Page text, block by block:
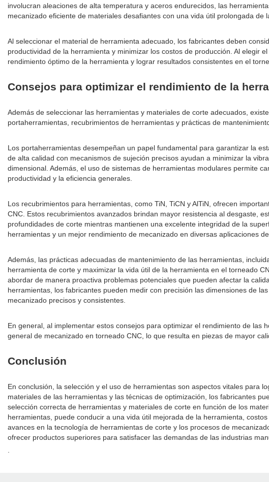
involucran aleaciones de alta temperatura y aceros endurecidos, las
mecanizado eficiente de materiales desafiantes con una vida útil prolongada de
Al seleccionar el material de herramienta adecuado, los fabricantes deben
productividad de la herramienta y minimizar los costos de producción. Al elegir
rendimiento óptimo de la herramienta y lograr resultados consistentes en el
Consejos para optimizar el rendimiento de la
Además de seleccionar las herramientas y materiales de corte adecuados,
portaherramientas, recubrimientos de herramientas y prácticas de
Los portaherramientas desempeñan un papel fundamental para garantizar la
de alta calidad con mecanismos de sujeción precisos ayudan a minimizar la
dimensional. Además, el uso de sistemas de herramientas modulares permite
productividad y la eficiencia generales.
Los recubrimientos para herramientas, como TiN, TiCN y AlTiN, ofrecen
CNC. Estos recubrimientos avanzados brindan mayor resistencia al desgaste,
profundidades de corte mientras mantienen una excelente integridad de la
herramientas y un mejor rendimiento de mecanizado en diversas aplicaciones
Además, las prácticas adecuadas de mantenimiento de las herramientas,
herramienta de corte y maximizar la vida útil de la herramienta en el torneado
abordar de manera proactiva problemas potenciales que pueden afectar la
herramientas, los fabricantes pueden medir con precisión las dimensiones de
mecanizado precisos y consistentes.
En general, al implementar estos consejos para optimizar el rendimiento de
general de mecanizado en torneado CNC, lo que resulta en piezas de mayor
Conclusión
En conclusión, la selección y el uso de herramientas son aspectos vitales para
materiales de las herramientas y las técnicas de optimización, los fabricantes
selección correcta de herramientas y materiales de corte en función de los
herramientas, puede conducir a una vida útil mejorada de la herramienta,
avances en la tecnología de herramientas de corte y los procesos de
ofrecer productos superiores para satisfacer las demandas de las industrias